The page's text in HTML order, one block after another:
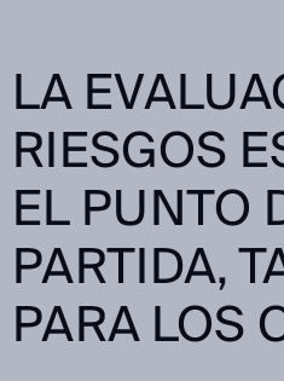
LA
RIESGOS
EL PUNTO
PARTIDA,
PARA LOS